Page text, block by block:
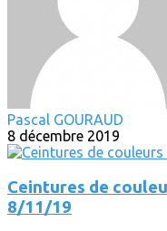
Pascal GOURAUD
8 décembre 2019
Ceintures de
8/11/19